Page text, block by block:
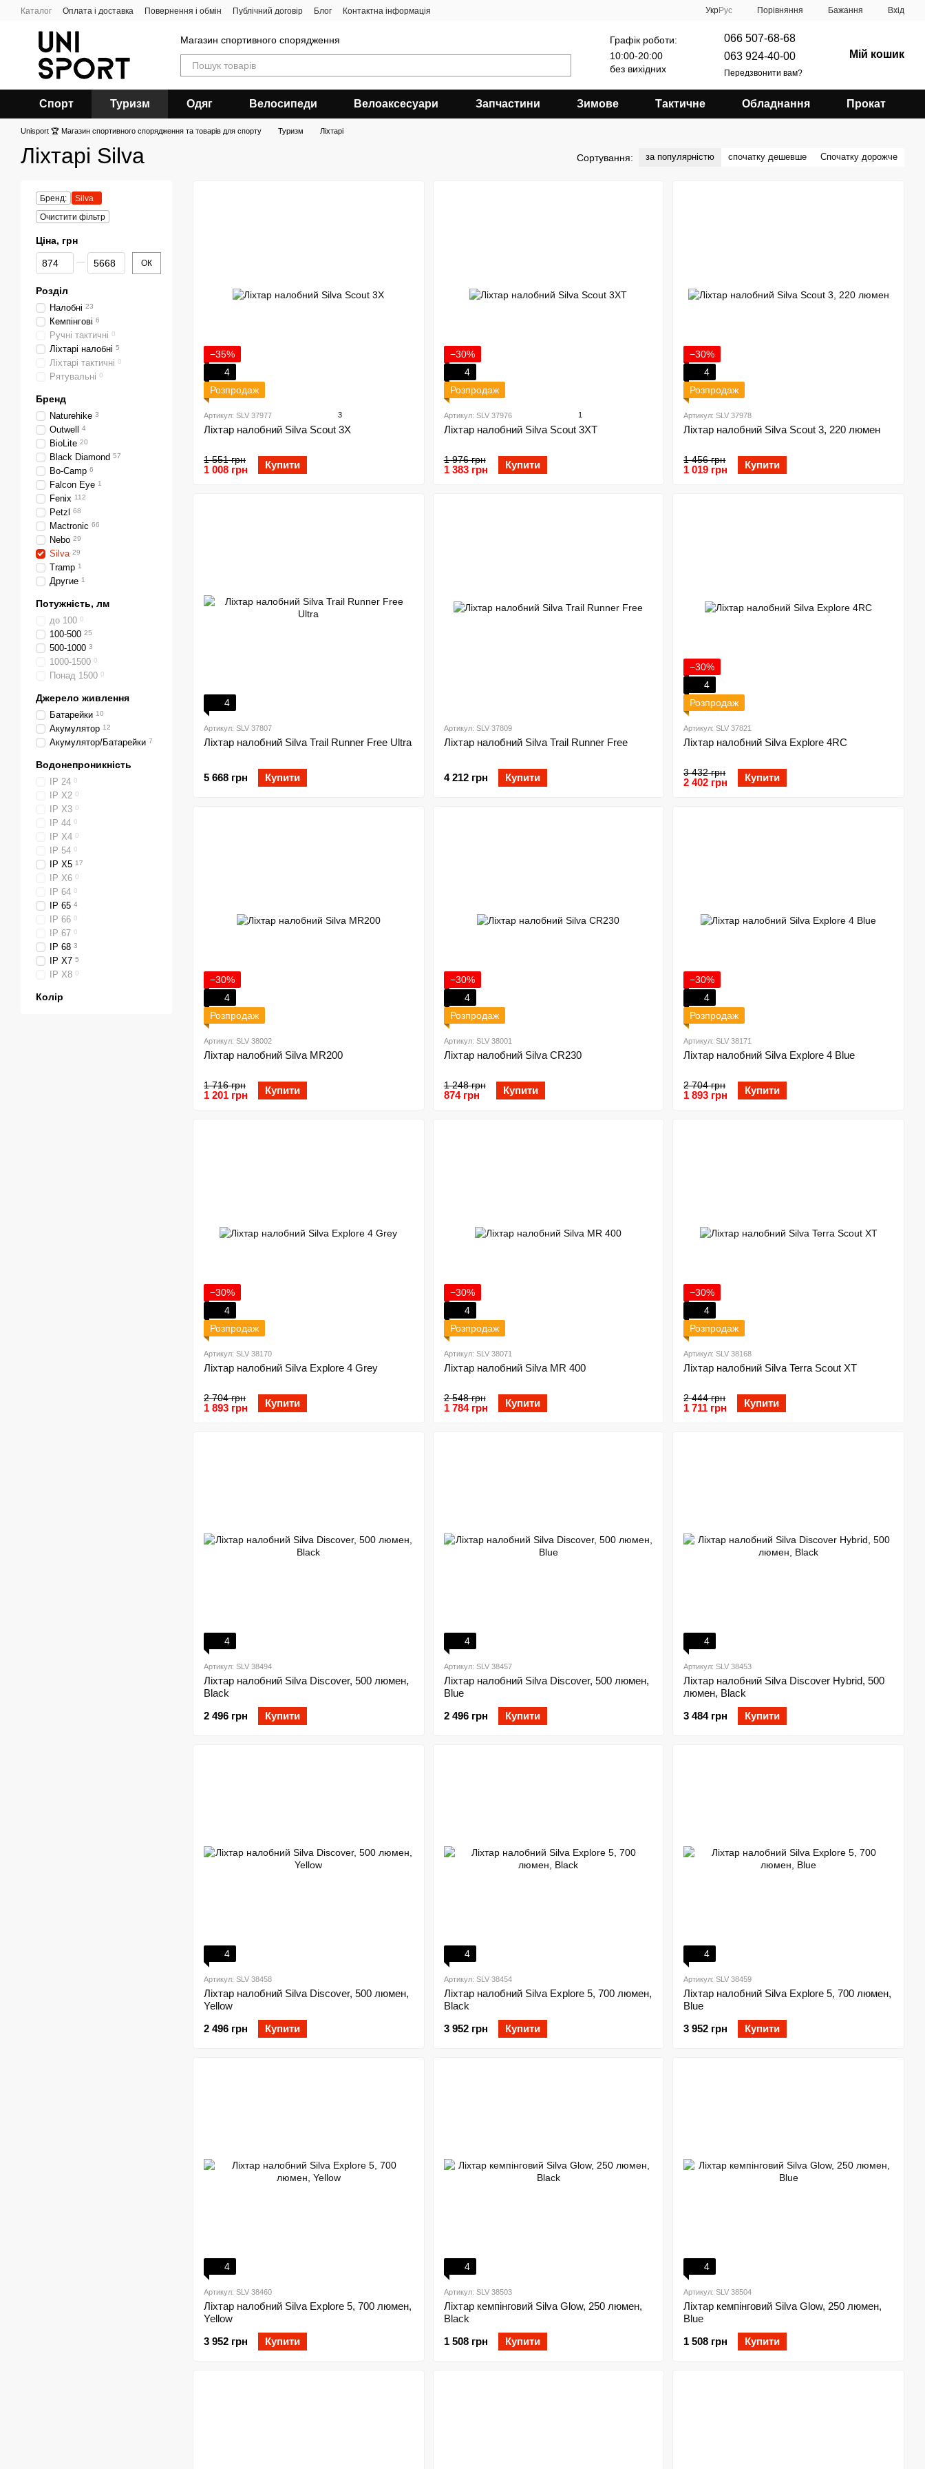
Перейти до основного контенту
Каталог Оплата і доставка Повернення і обмін Публічний договір Блог Контактна інформація УкрРус Порівняння Бажання Вхід
Магазин спортивного спорядження
Графік роботи:
10:00-20:00
без вихідних
066 507-68-68
063 924-40-00
Передзвонити вам?
Мій кошик
Спорт Туризм Одяг Велосипеди Велоаксесуари Запчастини Зимове Тактичне Обладнання Прокат
Unisport 🏆 Магазин спортивного спорядження та товарів для спорту Туризм Ліхтарі
Ліхтарі Silva Сортування: за популярністю спочатку дешевше Спочатку дорожче
−35%
4
Розпродаж
Артикул: SLV 37977 3
Ліхтар налобний Silva Scout 3X
1 551 грн
1 008 грн Купити
−30%
4
Розпродаж
Артикул: SLV 37976 1
Ліхтар налобний Silva Scout 3XT
1 976 грн
1 383 грн Купити
−30%
4
Розпродаж
Артикул: SLV 37978
Ліхтар налобний Silva Scout 3, 220 люмен
1 456 грн
1 019 грн Купити
4
Артикул: SLV 37807
Ліхтар налобний Silva Trail Runner Free Ultra
5 668 грн Купити
Артикул: SLV 37809
Ліхтар налобний Silva Trail Runner Free
4 212 грн Купити
−30%
4
Розпродаж
Артикул: SLV 37821
Ліхтар налобний Silva Explore 4RC
3 432 грн
2 402 грн Купити
−30%
4
Розпродаж
Артикул: SLV 38002
Ліхтар налобний Silva MR200
1 716 грн
1 201 грн Купити
−30%
4
Розпродаж
Артикул: SLV 38001
Ліхтар налобний Silva CR230
1 248 грн
874 грн Купити
−30%
4
Розпродаж
Артикул: SLV 38171
Ліхтар налобний Silva Explore 4 Blue
2 704 грн
1 893 грн Купити
−30%
4
Розпродаж
Артикул: SLV 38170
Ліхтар налобний Silva Explore 4 Grey
2 704 грн
1 893 грн Купити
−30%
4
Розпродаж
Артикул: SLV 38071
Ліхтар налобний Silva MR 400
2 548 грн
1 784 грн Купити
−30%
4
Розпродаж
Артикул: SLV 38168
Ліхтар налобний Silva Terra Scout XT
2 444 грн
1 711 грн Купити
4
Артикул: SLV 38494
Ліхтар налобний Silva Discover, 500 люмен,
Black
2 496 грн
Купити
4
Артикул: SLV 38457
Ліхтар налобний Silva Discover, 500 люмен,
Blue
2 496 грн
Купити
4
Артикул: SLV 38453
Ліхтар налобний Silva Discover Hybrid, 500
люмен, Black
3 484 грн
Купити
4
Артикул: SLV 38458
Ліхтар налобний Silva Discover, 500 люмен,
Yellow
2 496 грн
Купити
4
Артикул: SLV 38454
Ліхтар налобний Silva Explore 5, 700 люмен,
Black
3 952 грн
Купити
4
Артикул: SLV 38459
Ліхтар налобний Silva Explore 5, 700 люмен,
Blue
3 952 грн
Купити
4
Артикул: SLV 38460
Ліхтар налобний Silva Explore 5, 700 люмен,
Yellow
3 952 грн
Купити
4
Артикул: SLV 38503
Ліхтар кемпінговий Silva Glow, 250 люмен,
Black
1 508 грн
Купити
4
Артикул: SLV 38504
Ліхтар кемпінговий Silva Glow, 250 люмен,
Blue
1 508 грн
Купити
Бренд:
Silva
Очистити фільтр
Ціна, грн
Від Ціна, грн
До Ціна, грн ОК
Розділ
Налобні 23
Кемпінгові 6
Ручні тактичні 0
Ліхтарі налобні 5
Ліхтарі тактичні 0
Рятувальні 0
Бренд
Naturehike 3
Outwell 4
BioLite 20
Black Diamond 57
Bo-Camp 6
Falcon Eye 1
Fenix 112
Petzl 68
Mactronic 66
Nebo 29
Silva 29
Tramp 1
Другие 1
Потужність, лм
до 100 0
100-500 25
500-1000 3
1000-1500 0
Понад 1500 0
Джерело живлення
Батарейки 10
Акумулятор 12
Акумулятор/Батарейки 7
Водонепроникність
IP 24 0
IP X2 0
IP X3 0
IP 44 0
IP X4 0
IP 54 0
IP X5 17
IP X6 0
IP 64 0
IP 65 4
IP 66 0
IP 67 0
IP 68 3
IP X7 5
IP X8 0
Колір